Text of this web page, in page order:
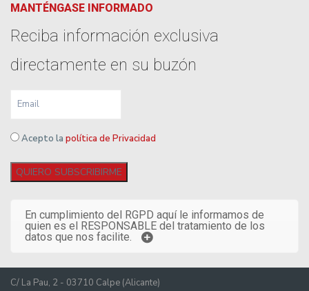
MANTÉNGASE INFORMADO
Reciba información exclusiva
directamente en su buzón
Acepto la política de Privacidad
En cumplimiento del RGPD aquí le informamos de
quien es el RESPONSABLE del tratamiento de los
datos que nos facilite.
C/ La Pau, 2 - 03710 Calpe (Alicante)